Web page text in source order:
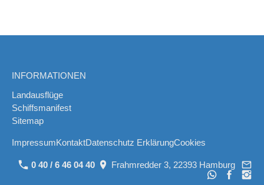
INFORMATIONEN
Landausflüge
Schiffsmanifest
Sitemap
ImpressumKontaktDatenschutz ErklärungCookies
0 40 / 6 46 04 40 Frahmredder 3, 22393 Hamburg